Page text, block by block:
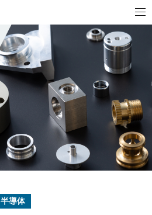
半導体